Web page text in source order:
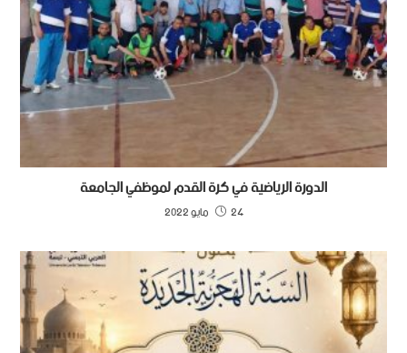
الدورة الرياضية في كرة القدم لموظفي الجامعة
24 مايو 2022